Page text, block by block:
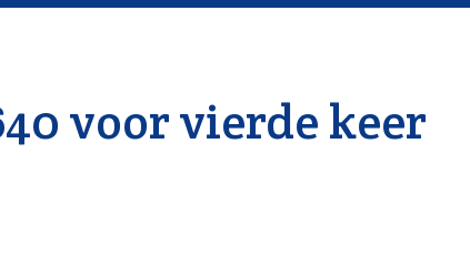
voor vierde keer